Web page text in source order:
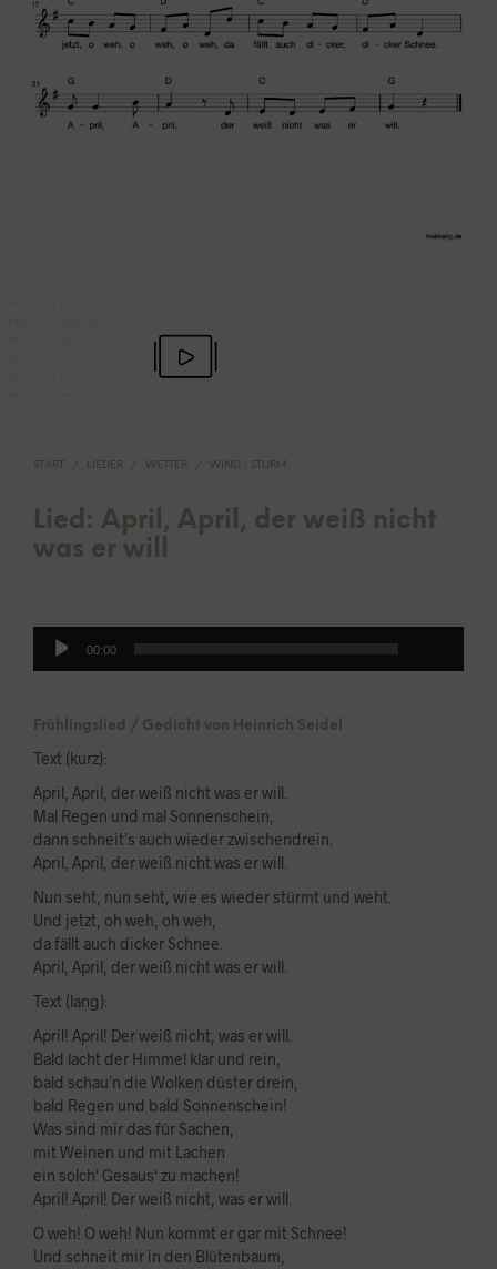
START LIEDER WETTER WIND | STURM
Lied: April, April, der weiß nicht
was er will
Audio-
00:00
Frühlingslied / Gedicht von Heinrich Seidel
Text (kurz):
April, April, der weiß nicht was er will.
Mal Regen und mal Sonnenschein,
dann schneit’s auch wieder zwischendrein.
April, April, der weiß nicht was er will.
Nun seht, nun seht, wie es wieder stürmt und weht.
Und jetzt, oh weh, oh weh,
da fällt auch dicker Schnee.
April, April, der weiß nicht was er will.
Text (lang):
April! April! Der weiß nicht, was er will.
Bald lacht der Himmel klar und rein,
bald schau’n die Wolken düster drein,
bald Regen und bald Sonnenschein!
Was sind mir das für Sachen,
mit Weinen und mit Lachen
ein solch‘ Gesaus‘ zu machen!
April! April! Der weiß nicht, was er will.
O weh! O weh! Nun kommt er gar mit Schnee!
Und schneit mir in den Blütenbaum,